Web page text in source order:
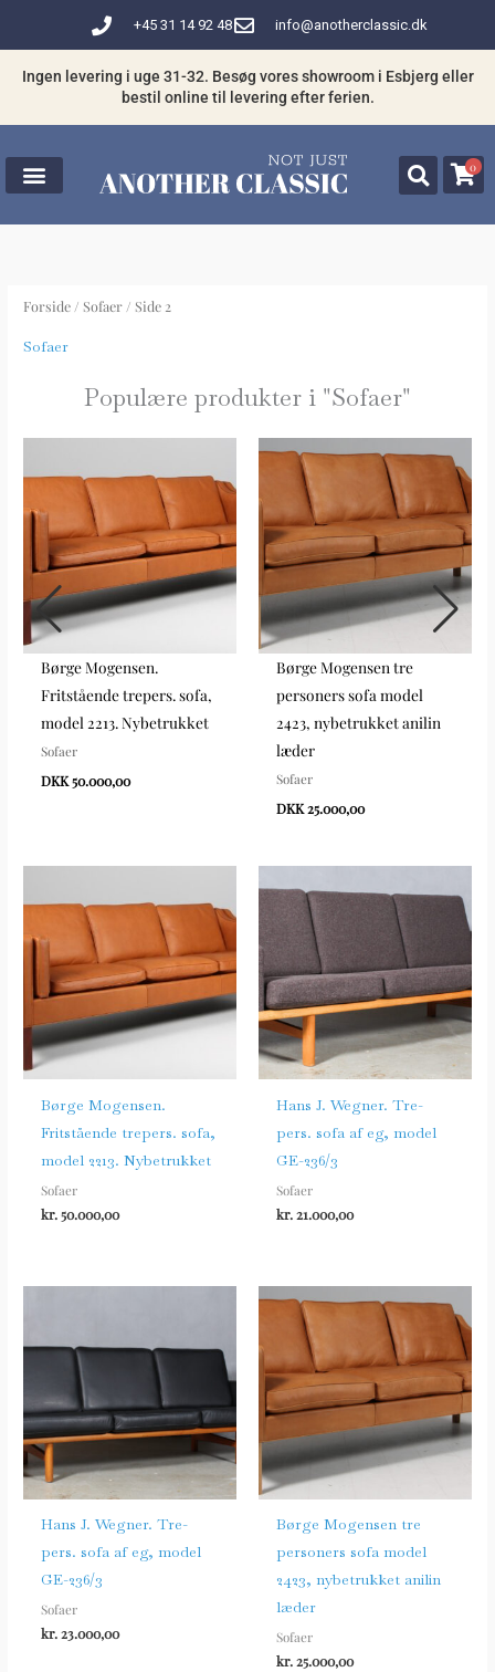
indholdet
+45 31 14 92 48 info@anotherclassic.dk
Ingen levering i uge 31-32. Besøg vores showroom i Esbjerg eller
bestil online til levering efter ferien.
0
Forside /Sofaer / Side 2
Sofaer
Populære produkter i "Sofaer"
Børge Mogensen.
Fritstående trepers. sofa,
model 2213. Nybetrukket
Sofaer
DKK 50.000,00
Børge Mogensen tre
personers sofa model
2423, nybetrukket anilin
læder
Sofaer
DKK 25.000,00
Børge Mogensen.
Fritstående trepers. sofa,
model 2213. Nybetrukket
Sofaer
kr.50.000,00
Hans J. Wegner. Tre-
pers. sofa af eg, model
GE-236/3
Sofaer
kr.21.000,00
Hans J. Wegner. Tre-
pers. sofa af eg, model
GE-236/3
Sofaer
kr.23.000,00
Børge Mogensen tre
personers sofa model
2423, nybetrukket anilin
læder
Sofaer
kr.25.000,00